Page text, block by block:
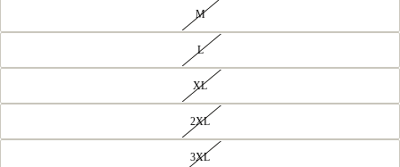
M
L
XL
2XL
3XL